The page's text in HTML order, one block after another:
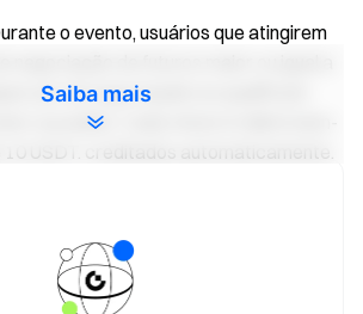
o evento, usuários que atingirem
negociação de futuros maior ou igual a
par de negociação) se qualificam
sucedido. Cada check-in diário bem-
USDT, creditados automaticamente.
Durante o evento, usuários que
diário de negociação de futuros maior
(qualquer par de negociação) se
check-in bem-sucedido. Cada check-in
Saiba mais